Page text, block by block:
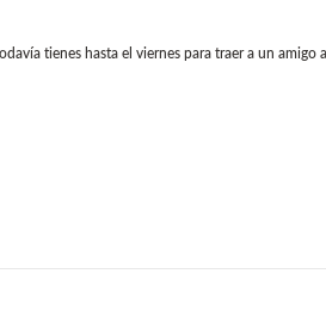
tienes hasta el viernes para traer a un amigo